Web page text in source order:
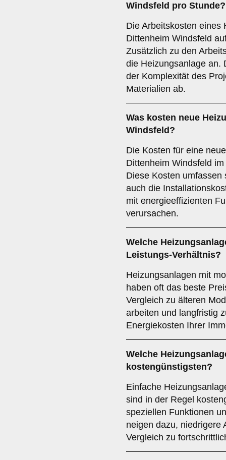
Windsfeld pro Stunde?
Die Arbeitskosten eines
Dittenheim Windsfeld
Zusätzlich zu den
die Heizungsanlage an.
der Komplexität des
Materialien ab.
Was kosten neue
Windsfeld?
Die Kosten für eine
Dittenheim Windsfeld
Diese Kosten
auch die
mit energieeffizienten
verursachen.
Welche
Leistungs-Verhältnis?
Heizungsanlagen mit
haben oft das beste
Vergleich zu älteren
arbeiten und langfristig
Energiekosten Ihrer
Welche
kostengünstigsten?
Einfache
sind in der Regel
speziellen Funktionen
neigen dazu, niedrigere
Vergleich zu